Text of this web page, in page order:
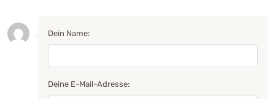
Dein Name:
Deine E-Mail-Adresse: